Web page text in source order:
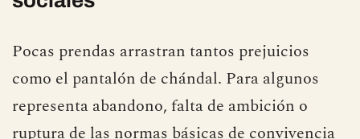
Pocas prendas arrastran tantos prejuicios
como el pantalón de chándal. Para algunos
representa abandono, falta de ambición o
ruptura de las normas básicas de convivencia